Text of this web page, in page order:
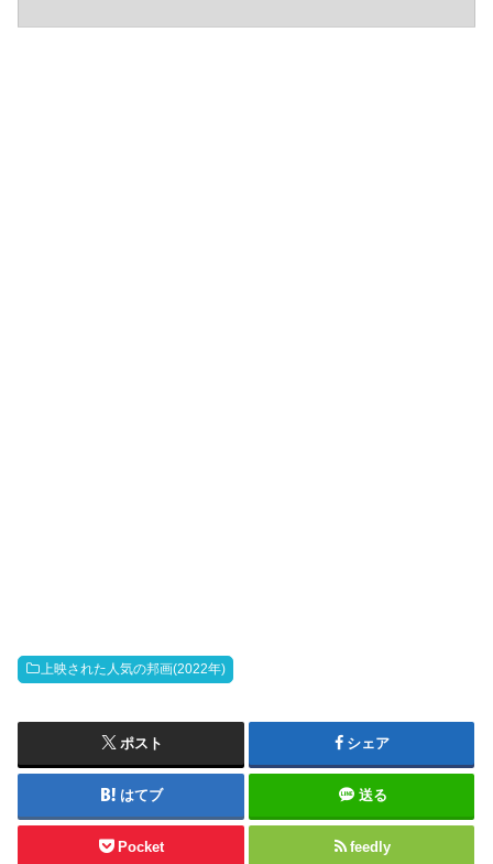
上映された人気の邦画(2022年)
ポスト シェア
はてブ 送る
Pocket feedly